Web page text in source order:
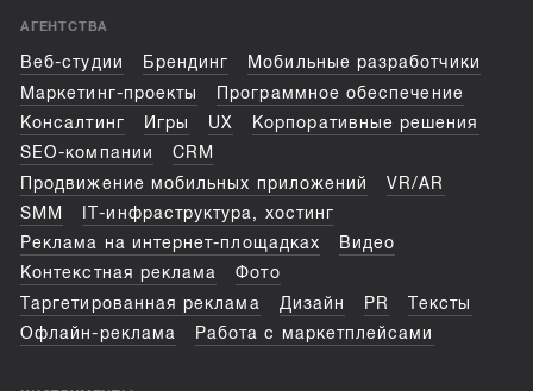
АГЕНТСТВА
Веб-студии Брендинг
Мобильные разработчики
Маркетинг-проекты
Программное обеспечение
Консалтинг
Игры UX
Корпоративные решения
SEO-компании
CRM
Продвижение мобильных приложений
VR/AR
SMM
IT-инфраструктура, хостинг
Реклама на интернет-площадках
Видео
Контекстная реклама
Фото
Таргетированная реклама
Дизайн PR
Тексты
Офлайн-реклама
Работа с маркетплейсами